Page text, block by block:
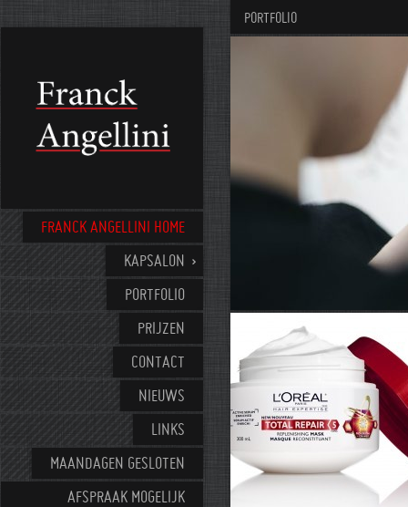
FRANCK ANGELLINI HOME
KAPSALON
PORTFOLIO
PRIJZEN
CONTACT
NIEUWS
LINKS
MAANDAGEN GESLOTEN
AFSPRAAK MOGELIJK
PORTFOLIO